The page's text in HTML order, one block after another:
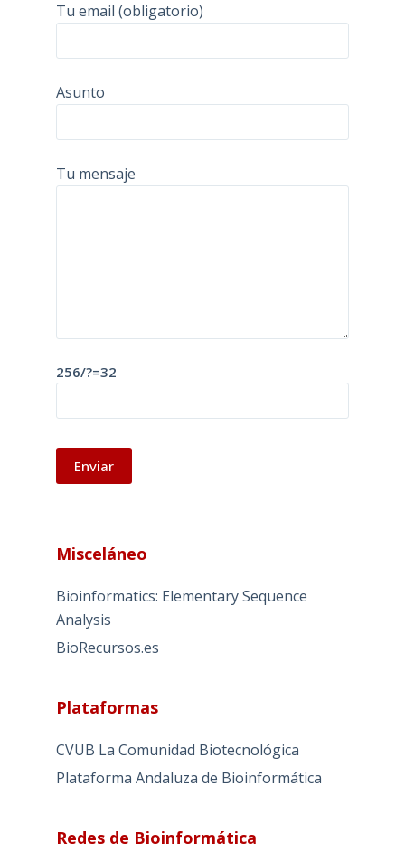
Tu email (obligatorio)
Asunto
Tu mensaje
256/?=32
t
r
n
a
v
:
Misceláneo
Bioinformatics: Elementary Sequence
Analysis
BioRecursos.es
Plataformas
CVUB La Comunidad Biotecnológica
Plataforma Andaluza de Bioinformática
Redes de Bioinformática